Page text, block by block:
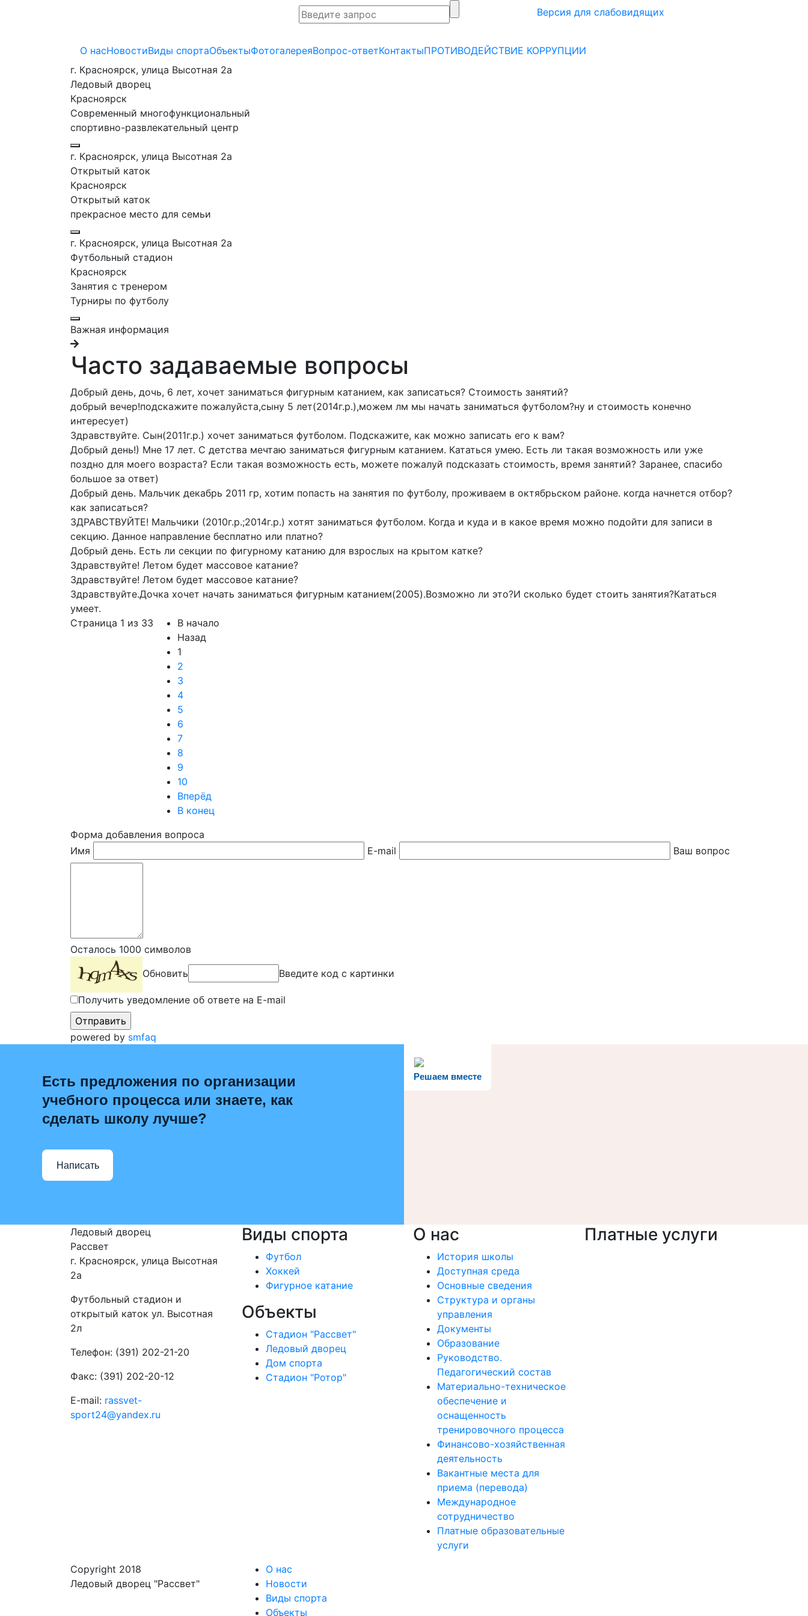
Версия для слабовидящих
О насНовостиВиды спортаОбъектыФотогалереяВопрос-ответКонтактыПРОТИВОДЕЙСТВИЕ КОРРУПЦИИ
г. Красноярск, улица Высотная 2a
Ледовый дворец
Красноярск
Современный многофункциональный
спортивно-развлекательный центр
г. Красноярск, улица Высотная 2a
Открытый каток
Красноярск
Открытый каток
прекрасное место для семьи
г. Красноярск, улица Высотная 2a
Футбольный стадион
Красноярск
Занятия с тренером
Турниры по футболу
Важная информация
Часто задаваемые вопросы
Добрый день, дочь, 6 лет, хочет заниматься фигурным катанием, как записаться? Стоимость занятий?
добрый вечер!подскажите пожалуйста,сыну 5 лет(2014г.р.),можем лм мы начать заниматься футболом?ну и стоимость конечно
интересует)
Здравствуйте. Сын(2011г.р.) хочет заниматься футболом. Подскажите, как можно записать его к вам?
Добрый день!) Мне 17 лет. С детства мечтаю заниматься фигурным катанием. Кататься умею. Есть ли такая возможность или уже
поздно для моего возраста? Если такая возможность есть, можете пожалуй подсказать стоимость, время занятий? Заранее, спасибо
большое за ответ)
Добрый день. Мальчик декабрь 2011 гр, хотим попасть на занятия по футболу, проживаем в октябрьском районе. когда начнется отбор?
как записаться?
ЗДРАВСТВУЙТЕ! Мальчики (2010г.р.;2014г.р.) хотят заниматься футболом. Когда и куда и в какое время можно подойти для записи в
секцию. Данное направление бесплатно или платно?
Добрый день. Есть ли секции по фигурному катанию для взрослых на крытом катке?
Здравствуйте! Летом будет массовое катание?
Здравствуйте! Летом будет массовое катание?
Здравствуйте.Дочка хочет начать заниматься фигурным катанием(2005).Возможно ли это?И сколько будет стоить занятия?Кататься
умеет.
Страница 1 из 33
В начало
Назад
1
2
3
4
5
6
7
8
9
10
Вперёд
В конец
Форма добавления вопроса
Имя
E-mail Ваш вопрос
Осталось 1000 символов
Обновить Введите код с картинки
Получить уведомление об ответе на E-mail
powered by smfaq
Решаем вместе
Есть предложения по организации
учебного процесса или знаете, как
сделать школу лучше?
Написать
Ледовый дворец
Рассвет
г. Красноярск, улица Высотная
2a
Футбольный стадион и
открытый каток ул. Высотная
2л
Телефон: (391) 202-21-20
Факс: (391) 202-20-12
E-mail: rassvet-
sport24@yandex.ru
Виды спорта
Футбол
Хоккей
Фигурное катание
Объекты
Стадион "Рассвет"
Ледовый дворец
Дом спорта
Стадион "Ротор"
О нас
История школы
Доступная среда
Основные сведения
Структура и органы
управления
Документы
Образование
Руководство.
Педагогический состав
Материально-техническое
обеспечение и
оснащенность
тренировочного процесса
Финансово-хозяйственная
деятельность
Вакантные места для
приема (перевода)
Международное
сотрудничество
Платные образовательные
услуги
Платные услуги
Copyright 2018
Ледовый дворец "Рассвет"
О нас
Новости
Виды спорта
Объекты